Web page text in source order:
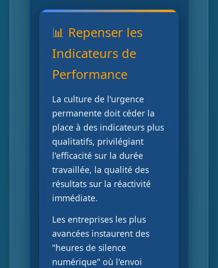
📊 Repenser les
Indicateurs de
Performance
La culture de l'urgence
permanente doit céder la
place à des indicateurs plus
qualitatifs, privilégiant
l'efficacité sur la durée
travaillée, la qualité des
résultats sur la réactivité
immédiate.
Les entreprises les plus
avancées instaurent des
"heures de silence
numérique" où l'envoi